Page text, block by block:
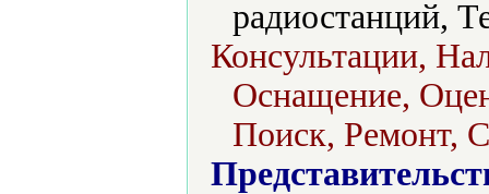
радиостанций,
Консультации,
Оснащение,
Поиск, Ремонт,